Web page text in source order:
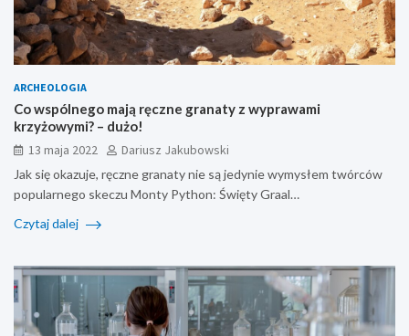
ARCHEOLOGIA
Co wspólnego mają ręczne granaty z wyprawami
krzyżowymi? – dużo!
13 maja 2022
Dariusz Jakubowski
Jak się okazuje, ręczne granaty nie są jedynie wymysłem twórców
popularnego skeczu Monty Python: Święty Graal…
Czytaj dalej